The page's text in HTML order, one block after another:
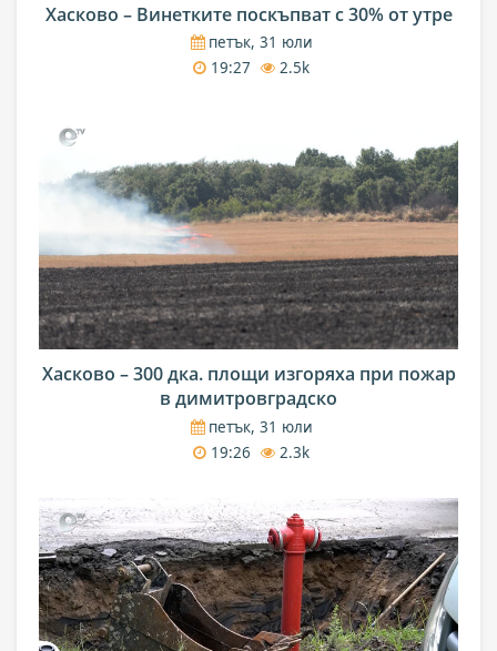
Хасково – Винетките поскъпват с 30% от утре
петък, 31 юли
19:27
2.5k
Хасково – 300 дка. площи изгоряха при пожар
в димитровградско
петък, 31 юли
19:26
2.3k